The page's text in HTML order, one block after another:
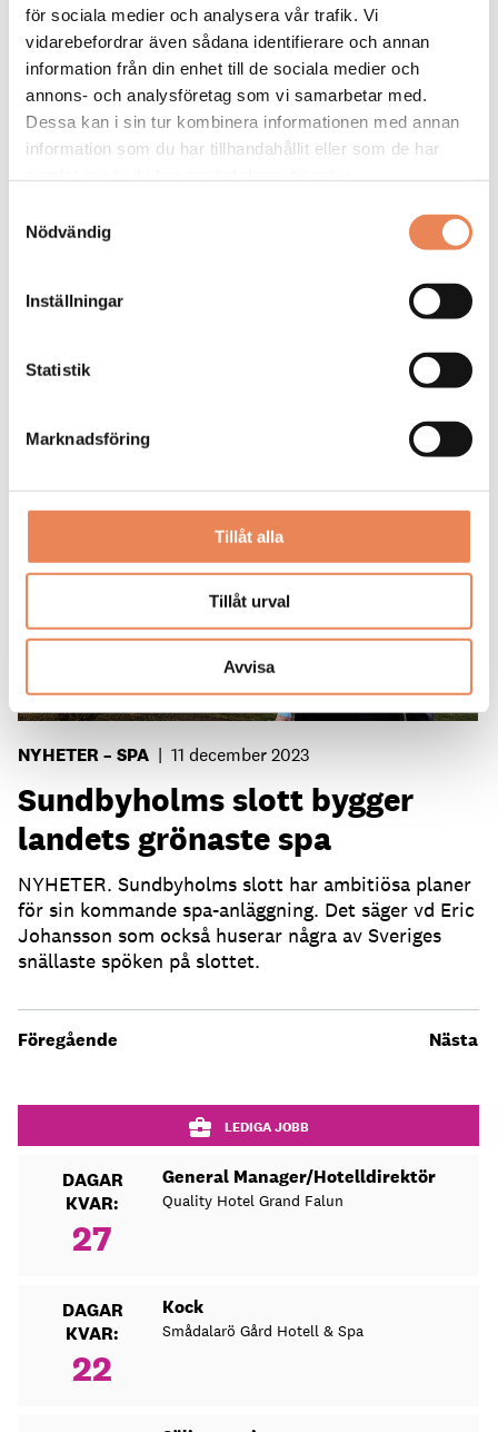
för sociala medier och analysera vår trafik. Vi
vidarebefordrar även sådana identifierare och annan
information från din enhet till de sociala medier och
annons- och analysföretag som vi samarbetar med.
Dessa kan i sin tur kombinera informationen med annan
information som du har tillhandahållit eller som de har
Nödvändig
Inställningar
Statistik
Marknadsföring
Tillåt alla
Tillåt urval
Avvisa
NYHETER – SPA | 10 april 2024
Höga ambitioner för ny
NYHETER. Ästad Vingård ska tillsammans med
Bara i Skåne. Upplevelsen ska fokusera på mat på
NYHETER – SPA | 11 december 2023
Sundbyholms slott bygger
landets grönaste spa
NYHETER. Sundbyholms slott har ambitiösa planer
för sin kommande spa-anläggning. Det säger vd Eric
Johansson som också huserar några av Sveriges
snällaste spöken på slottet.
Föregående Nästa
LEDIGA JOBB
DAGAR
KVAR:
27
General Manager/Hotelldirektör
Quality Hotel Grand Falun
DAGAR
KVAR:
22
Kock
Smådalarö Gård Hotell & Spa